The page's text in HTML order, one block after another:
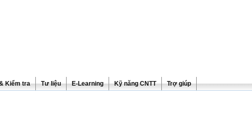
Kiểm tra Tư liệu E-Learning Kỹ năng CNTT Trợ giúp